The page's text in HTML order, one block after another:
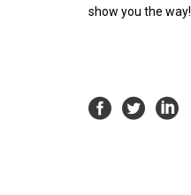
show you the way!